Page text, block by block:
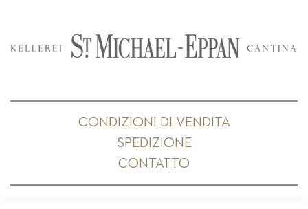
CONDIZIONI DI VENDITA
SPEDIZIONE
CONTATTO